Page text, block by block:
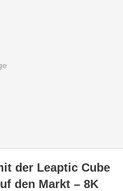
der Leaptic Cube
den Markt – 8K